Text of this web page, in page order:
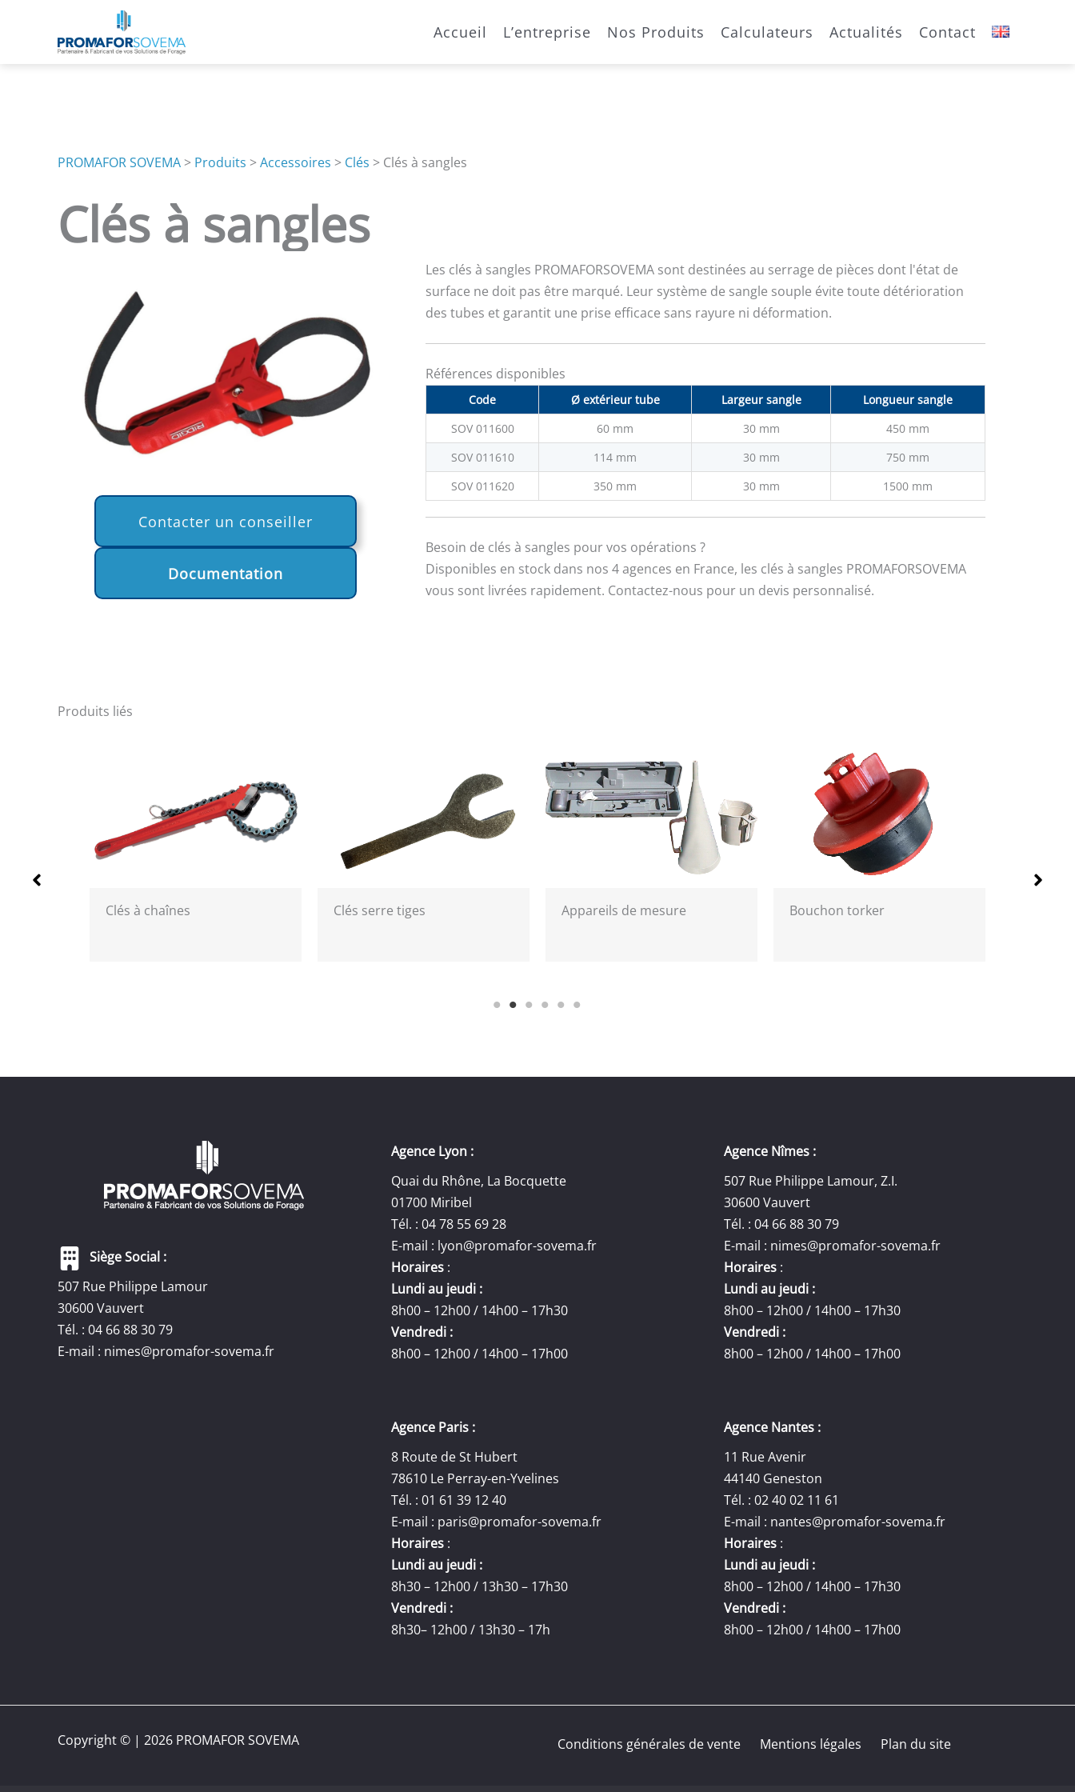
Accueil L’entreprise Nos Produits Calculateurs Actualités Contact
PROMAFOR SOVEMA > Produits >Accessoires > Clés > Clés à sangles
Clés à sangles
Contacter un conseiller
Documentation
Les clés à sangles PROMAFORSOVEMA sont destinées au serrage de pièces dont l'état de
surface ne doit pas être marqué. Leur système de sangle souple évite toute détérioration
des tubes et garantit une prise efficace sans rayure ni déformation.
Références disponibles
Code Ø extérieur tube Largeur sangle
Longueur sangle
SOV 011600
60 mm 30 mm
450 mm
SOV 011610
114 mm 30 mm
750 mm
SOV 011620
350 mm 30 mm 1500 mm
Besoin de clés à sangles pour vos opérations ?
Disponibles en stock dans nos 4 agences en France, les clés à sangles PROMAFORSOVEMA
vous sont livrées rapidement. Contactez-nous pour un devis personnalisé.
Produits liés
Clés à chaînes Clés serre tiges Appareils de mesure Bouchon torker
Siège Social :
507 Rue Philippe Lamour
30600 Vauvert
Tél. : 04 66 88 30 79
E-mail : nimes@promafor-sovema.fr
Agence Lyon :
Quai du Rhône, La Bocquette
01700 Miribel
Tél. : 04 78 55 69 28
E-mail : lyon@promafor-sovema.fr
Horaires :
Lundi au jeudi :
8h00 – 12h00 / 14h00 – 17h30
Vendredi :
8h00 – 12h00 / 14h00 – 17h00
Agence Paris :
8 Route de St Hubert
78610 Le Perray-en-Yvelines
Tél. : 01 61 39 12 40
E-mail : paris@promafor-sovema.fr
Horaires :
Lundi au jeudi :
8h30 – 12h00 / 13h30 – 17h30
Vendredi :
8h30– 12h00 / 13h30 – 17h
Agence Nîmes :
507 Rue Philippe Lamour, Z.I.
30600 Vauvert
Tél. : 04 66 88 30 79
E-mail : nimes@promafor-sovema.fr
Horaires :
Lundi au jeudi :
8h00 – 12h00 / 14h00 – 17h30
Vendredi :
8h00 – 12h00 / 14h00 – 17h00
Agence Nantes :
11 Rue Avenir
44140 Geneston
Tél. : 02 40 02 11 61
E-mail : nantes@promafor-sovema.fr
Horaires :
Lundi au jeudi :
8h00 – 12h00 / 14h00 – 17h30
Vendredi :
8h00 – 12h00 / 14h00 – 17h00
Copyright © | 2026 PROMAFOR SOVEMA Conditions générales de vente Mentions légales Plan du site